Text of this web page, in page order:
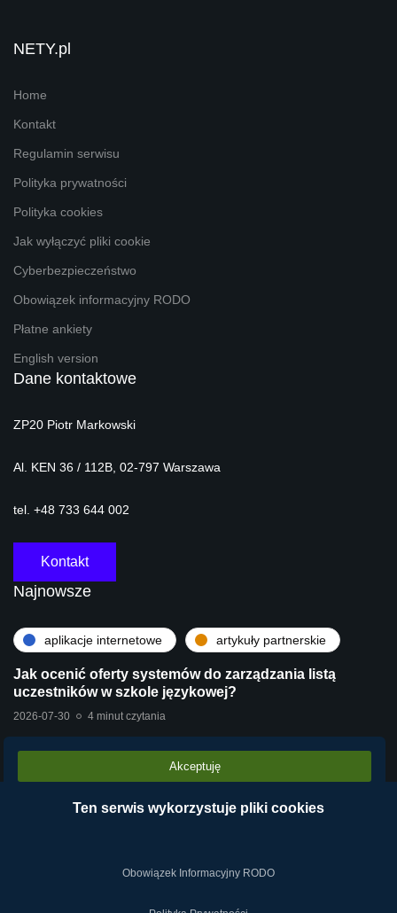
NETY.pl
Home
Kontakt
Regulamin serwisu
Polityka prywatności
Polityka cookies
Jak wyłączyć pliki cookie
Cyberbezpieczeństwo
Obowiązek informacyjny RODO
Płatne ankiety
English version
Dane kontaktowe
ZP20 Piotr Markowski
Al. KEN 36 / 112B, 02-797 Warszawa
tel. +48 733 644 002
Kontakt
Najnowsze
aplikacje internetowe artykuły partnerskie
Jak ocenić oferty systemów do zarządzania listą
uczestników w szkole językowej?
2026-07-30 4 minut czytania
technologie
Stara centrala vs Wirtualna Centrala Telefoniczna
Akceptuję
Ten serwis wykorzystuje pliki cookies
Obowiązek Informacyjny RODO